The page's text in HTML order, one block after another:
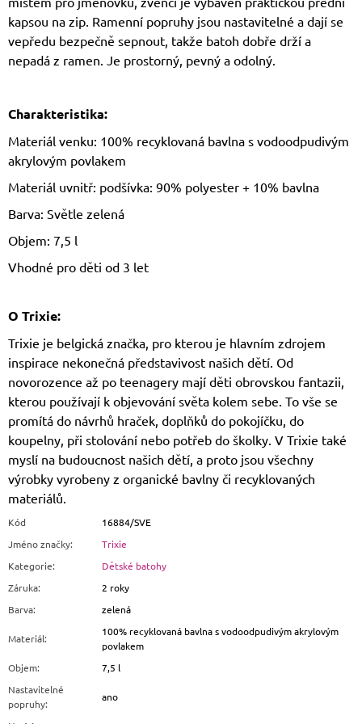
kapsou na zip. Ramenní popruhy jsou nastavitelné a dají se
vepředu bezpečně sepnout, takže batoh dobře drží a
nepadá z ramen. Je prostorný, pevný a odolný.
Charakteristika:
Materiál venku: 100% recyklovaná bavlna s vodoodpudivým
akrylovým povlakem
Materiál uvnitř: podšívka: 90% polyester + 10% bavlna
Barva: Světle zelená
Objem: 7,5 l
Vhodné pro děti od 3 let
O Trixie:
Trixie je belgická značka, pro kterou je hlavním zdrojem
inspirace nekonečná představivost našich dětí. Od
novorozence až po teenagery mají děti obrovskou fantazii,
kterou používají k objevování světa kolem sebe. To vše se
promítá do návrhů hraček, doplňků do pokojíčku, do
koupelny, při stolování nebo potřeb do školky. V Trixie také
myslí na budoucnost našich dětí, a proto jsou všechny
výrobky vyrobeny z organické bavlny či recyklovaných
materiálů.
Kód
16884/SVE
Jméno značky:
Trixie
Kategorie:
Dětské batohy
Záruka:
2 roky
Barva: zelená
Materiál:
100% recyklovaná bavlna s vodoodpudivým akrylovým
povlakem
Objem:
7,5 l
Nastavitelné
popruhy:
ano